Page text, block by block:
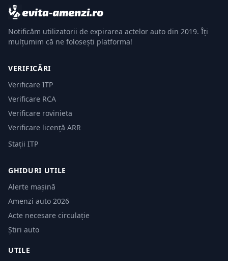
Notificăm utilizatorii de expirarea actelor auto din 2019. Îți
mulțumim că ne folosești platforma!
VERIFICĂRI
Verificare ITP
Verificare RCA
Verificare rovinieta
Verificare licență ARR
Stații ITP
GHIDURI UTILE
Alerte mașină
Amenzi auto 2026
Acte necesare circulație
Știri auto
UTILE